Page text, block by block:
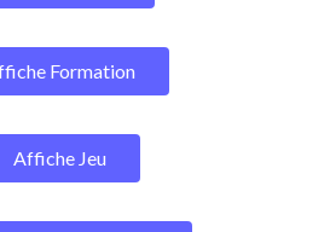
Formation
Affiche Jeu